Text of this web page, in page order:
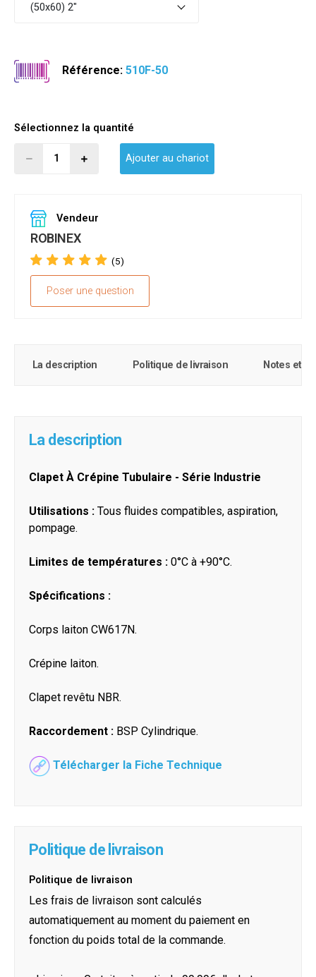
(50x60) 2"
Référence:510F-50
Sélectionnez la quantité
Ajouter au chariot
Vendeur
ROBINEX
(5)
Poser une question
La description Politique de livraison Notes et
La description
Clapet À Crépine Tubulaire - Série Industrie
Utilisations : Tous fluides compatibles, aspiration,
pompage.
Limites de températures : 0°C à +90°C.
Spécifications :
Corps laiton CW617N.
Crépine laiton.
Clapet revêtu NBR.
Raccordement : BSP Cylindrique.
Télécharger la Fiche Technique
Politique de livraison
Politique de livraison
Les frais de livraison sont calculés
automatiquement au moment du paiement en
fonction du poids total de la commande.